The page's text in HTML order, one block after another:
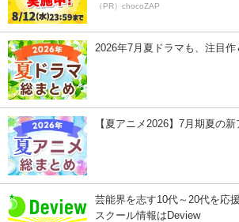
（PR）chocoZAP
2026年7月夏ドラマも、注目作
【夏アニメ2026】7月期夏の
芸能界を志す10代～20代を応
スクール情報はDeview